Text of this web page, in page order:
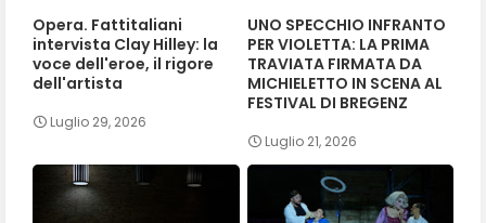
Opera. Fattitaliani
intervista Clay Hilley: la
voce dell'eroe, il rigore
dell'artista
Luglio 29, 2026
UNO SPECCHIO INFRANTO
PER VIOLETTA: LA PRIMA
TRAVIATA FIRMATA DA
MICHIELETTO IN SCENA AL
FESTIVAL DI BREGENZ
Luglio 21, 2026